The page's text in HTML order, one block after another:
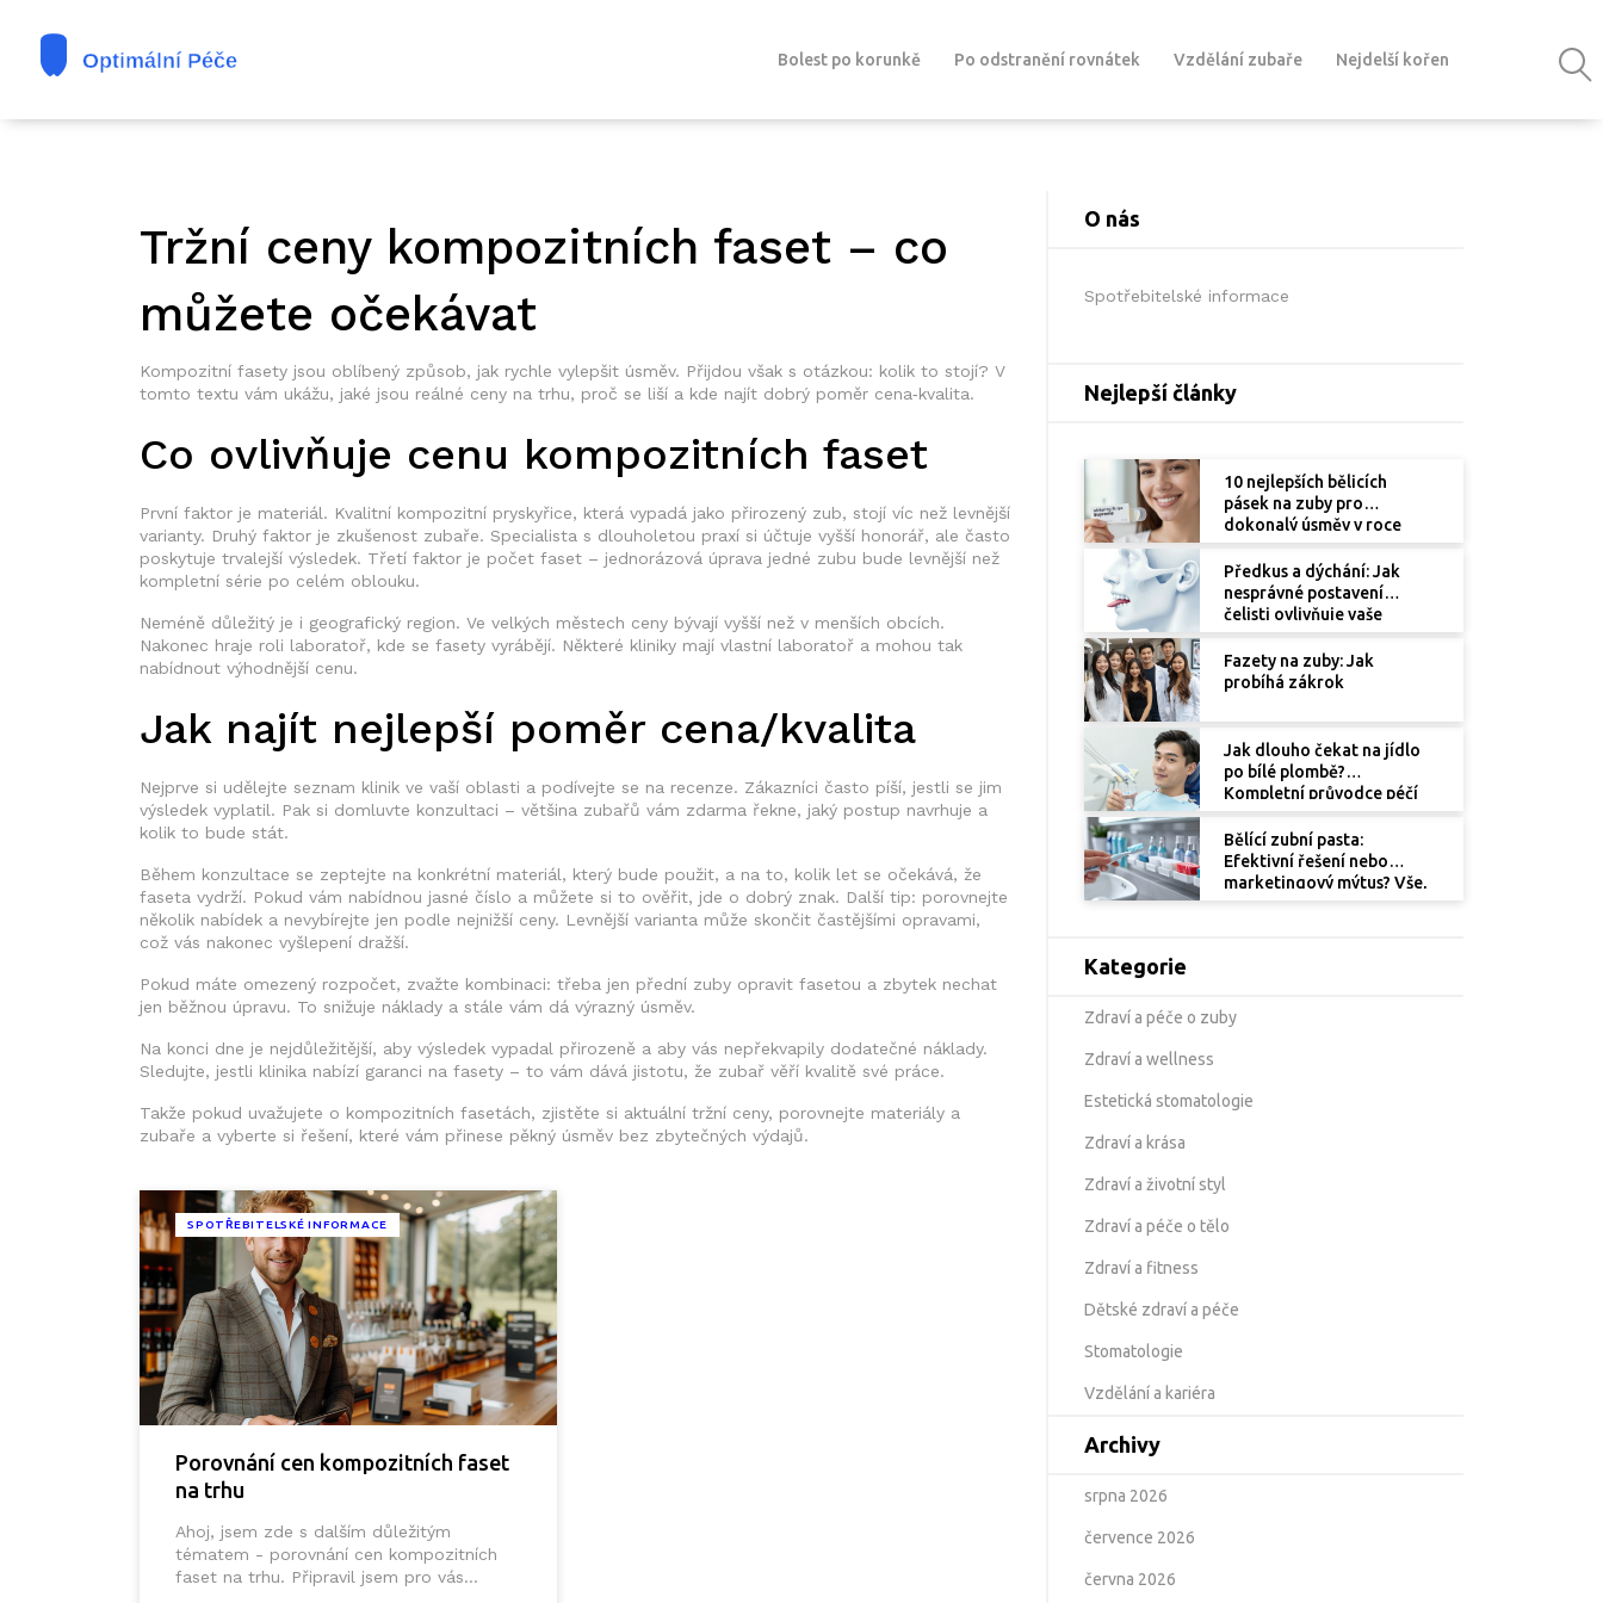
Bolest po korunkě Po odstranění rovnátek Vzdělání zubaře Nejdelší kořen
Tržní ceny kompozitních faset – co
můžete očekávat
Kompozitní fasety jsou oblíbený způsob, jak rychle vylepšit úsměv. Přijdou však s otázkou: kolik to stojí? V
tomto textu vám ukážu, jaké jsou reálné ceny na trhu, proč se liší a kde najít dobrý poměr cena‑kvalita.
Co ovlivňuje cenu kompozitních faset
První faktor je materiál. Kvalitní kompozitní pryskyřice, která vypadá jako přirozený zub, stojí víc než levnější
varianty. Druhý faktor je zkušenost zubaře. Specialista s dlouholetou praxí si účtuje vyšší honorář, ale často
poskytuje trvalejší výsledek. Třetí faktor je počet faset – jednorázová úprava jedné zubu bude levnější než
kompletní série po celém oblouku.
Neméně důležitý je i geografický region. Ve velkých městech ceny bývají vyšší než v menších obcích.
Nakonec hraje roli laboratoř, kde se fasety vyrábějí. Některé kliniky mají vlastní laboratoř a mohou tak
nabídnout výhodnější cenu.
Jak najít nejlepší poměr cena/kvalita
Nejprve si udělejte seznam klinik ve vaší oblasti a podívejte se na recenze. Zákazníci často píší, jestli se jim
výsledek vyplatil. Pak si domluvte konzultaci – většina zubařů vám zdarma řekne, jaký postup navrhuje a
kolik to bude stát.
Během konzultace se zeptejte na konkrétní materiál, který bude použit, a na to, kolik let se očekává, že
faseta vydrží. Pokud vám nabídnou jasné číslo a můžete si to ověřit, jde o dobrý znak. Další tip: porovnejte
několik nabídek a nevybírejte jen podle nejnižší ceny. Levnější varianta může skončit častějšími opravami,
což vás nakonec vyšlepení dražší.
Pokud máte omezený rozpočet, zvažte kombinaci: třeba jen přední zuby opravit fasetou a zbytek nechat
jen běžnou úpravu. To snižuje náklady a stále vám dá výrazný úsměv.
Na konci dne je nejdůležitější, aby výsledek vypadal přirozeně a aby vás nepřekvapily dodatečné náklady.
Sledujte, jestli klinika nabízí garanci na fasety – to vám dává jistotu, že zubař věří kvalitě své práce.
Takže pokud uvažujete o kompozitních fasetách, zjistěte si aktuální tržní ceny, porovnejte materiály a
zubaře a vyberte si řešení, které vám přinese pěkný úsměv bez zbytečných výdajů.
SPOTŘEBITELSKÉ INFORMACE
Porovnání cen kompozitních faset
na trhu
Ahoj, jsem zde s dalším důležitým
tématem - porovnání cen kompozitních
faset na trhu. Připravil jsem pro vás
O nás
Spotřebitelské informace
Nejlepší články
10 nejlepších bělicích
pásek na zuby pro
dokonalý úsměv v roce
2025
Předkus a dýchání: Jak
nesprávné postavení
čelisti ovlivňuje vaše
nošení
Fazety na zuby: Jak
probíhá zákrok
Jak dlouho čekat na jídlo
po bílé plombě?
Kompletní průvodce péčí
Bělící zubní pasta:
Efektivní řešení nebo
marketingový mýtus? Vše,
co potřebujete vědět
Kategorie
Zdraví a péče o zuby
Zdraví a wellness
Estetická stomatologie
Zdraví a krása
Zdraví a životní styl
Zdraví a péče o tělo
Zdraví a fitness
Dětské zdraví a péče
Stomatologie
Vzdělání a kariéra
Archivy
srpna 2026
července 2026
června 2026